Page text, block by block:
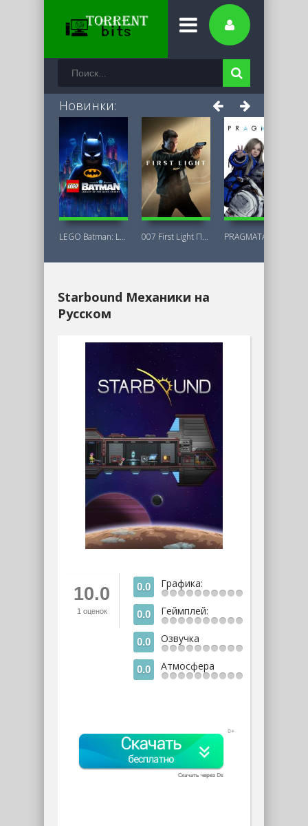
Новинки:
LEGO Batman: Legacy of the Dark Knight 007 First Light Последняя Версия
Starbound Механики на
Русском
10.0
1 оценок
0.0 Графика:
0.0 Геймплей:
0.0 Озвучка
0.0 Атмосфера